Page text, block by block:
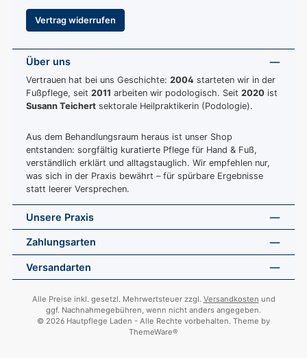
Vertrag widerrufen
Über uns
Vertrauen hat bei uns Geschichte: 2004 starteten wir in der
Fußpflege, seit 2011 arbeiten wir podologisch. Seit 2020 ist
Susann Teichert sektorale Heilpraktikerin (Podologie).
Aus dem Behandlungsraum heraus ist unser Shop
entstanden: sorgfältig kuratierte Pflege für Hand & Fuß,
verständlich erklärt und alltagstauglich. Wir empfehlen nur,
was sich in der Praxis bewährt – für spürbare Ergebnisse
statt leerer Versprechen.
Unsere Praxis
Zahlungsarten
Versandarten
Alle Preise inkl. gesetzl. Mehrwertsteuer zzgl. Versandkosten und
ggf. Nachnahmegebühren, wenn nicht anders angegeben.
© 2026 Hautpflege Laden - Alle Rechte vorbehalten. Theme by
ThemeWare®